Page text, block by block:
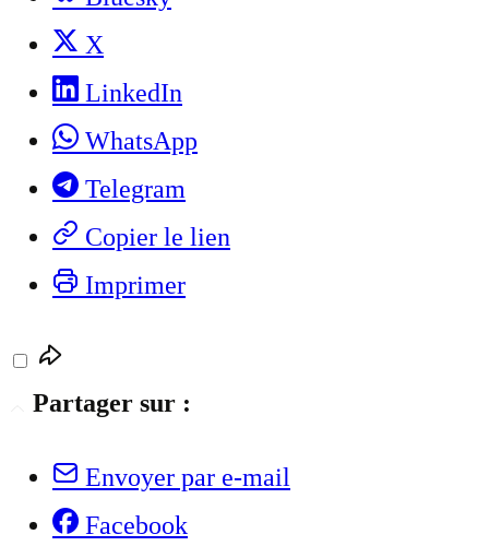
X
LinkedIn
WhatsApp
Telegram
Copier le lien
Imprimer
Partager sur :
Envoyer par e-mail
Facebook